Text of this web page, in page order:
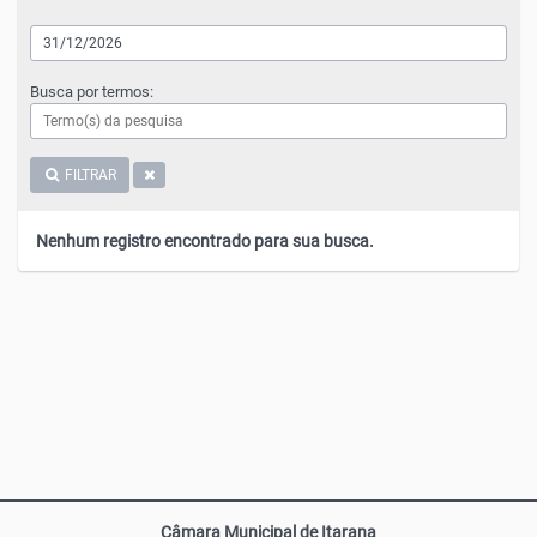
Busca por termos:
FILTRAR
Nenhum registro encontrado para sua busca.
Câmara Municipal de Itarana